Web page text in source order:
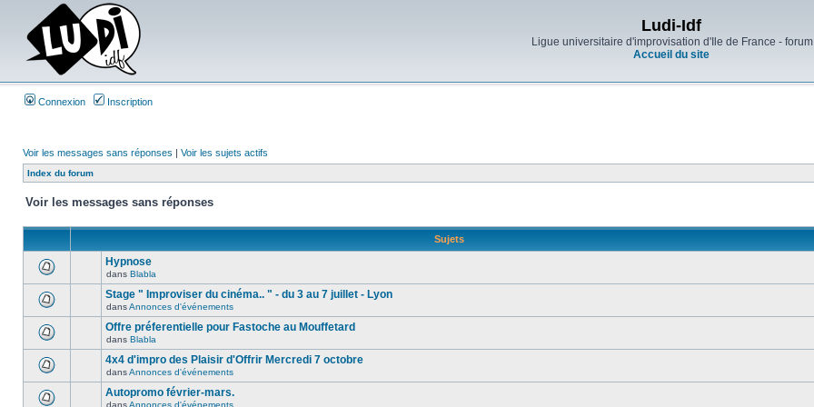
Ludi-Idf
Ligue universitaire d'improvisation d'Ile de France - forum
Accueil du site
Connexion Inscription
Voir les messages sans réponses | Voir les sujets actifs
Index du forum
Voir les messages sans réponses
Sujets
Hypnose
dans Blabla
Stage " Improviser du cinéma.. " - du 3 au 7 juillet - Lyon
dansAnnonces d'événements
Offre préferentielle pour Fastoche au Mouffetard
dans Blabla
4x4 d'impro des Plaisir d'Offrir Mercredi 7 octobre
dansAnnonces d'événements
Autopromo février-mars.
dansAnnonces d'événements